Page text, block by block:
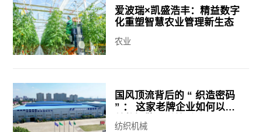
爱波瑞×凯盛浩丰：精益数字
化重塑智慧农业管理新生态
农业
国风顶流背后的 “ 织造密码
” ： 这家老牌企业如何以精
益数智擎动质效跃升？
纺织机械